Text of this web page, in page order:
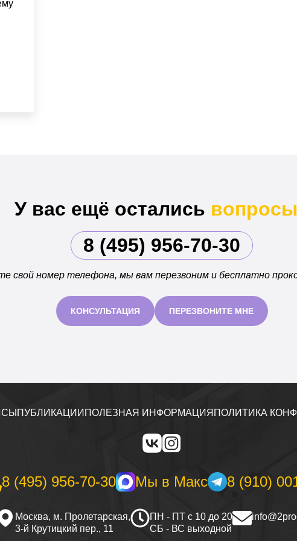
У вас ещё остались
8 (495) 956-70-30
свой номер телефона, мы вам перезвоним и бесплатно
КОНСУЛЬТАЦИЯ ПЕРЕЗВОНИТЕ МНЕ
ПУБЛИКАЦИИ ПОЛЕЗНАЯ ИНФОРМАЦИЯ ПОЛИТИКА
8 (495) 956-70-30 Мы в Макс 8 (910)
Москва, м. Пролетарская,
3-й Крутицкий пер., 11
ПН - ПТ с 10 до 20
СБ - ВС выходной